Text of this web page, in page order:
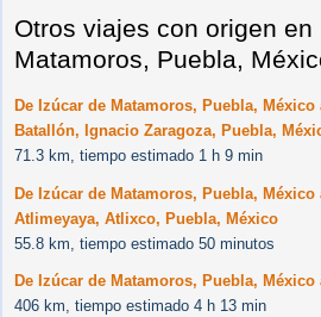
Otros viajes con origen en
Matamoros, Puebla,
De Izúcar de Matamoros, Puebla, México
Batallón, Ignacio Zaragoza, Puebla,
71.3 km, tiempo estimado 1 h 9 min
De Izúcar de Matamoros, Puebla, México
Atlimeyaya, Atlixco, Puebla, México
55.8 km, tiempo estimado 50 minutos
De Izúcar de Matamoros, Puebla,
406 km, tiempo estimado 4 h 13 min